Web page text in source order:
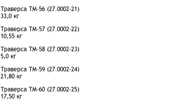
Траверса ТМ-56 (27.0002-21)
33,0 кг
Траверса ТМ-57 (27.0002-22)
10,55 кг
Траверса ТМ-58 (27.0002-23)
5,0 кг
Траверса ТМ-59 (27.0002-24)
21,80 кг
Траверса ТМ-60 (27.0002-25)
17,50 кг